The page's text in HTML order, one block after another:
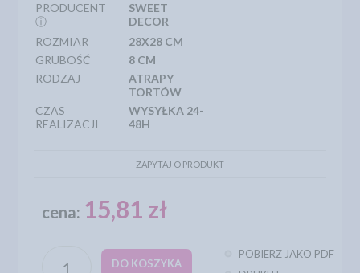
PRODUCENT
ⓘ
SWEET
DECOR
ROZMIAR
28X28 CM
GRUBOŚĆ
8 CM
RODZAJ
ATRAPY
TORTÓW
CZAS
REALIZACJI
WYSYŁKA 24-
48H
ZAPYTAJ O PRODUKT
cena: 15,81 zł
DO KOSZYKA
POBIERZ JAKO PDF